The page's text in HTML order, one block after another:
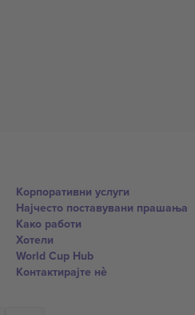
Корпоративни услуги
Најчесто поставувани прашања
Како работи
Хотели
World Cup Hub
Контактирајте нѐ